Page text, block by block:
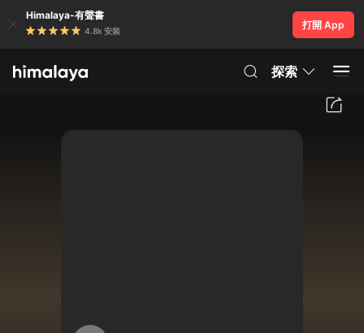
Himalaya-有聲書
4.8k 安裝
打開 App
探索